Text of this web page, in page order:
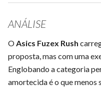
ANÁLISE
OAsics Fuzex Rush
proposta, mas com uma
Englobando a categoria
amortecida é o que menos